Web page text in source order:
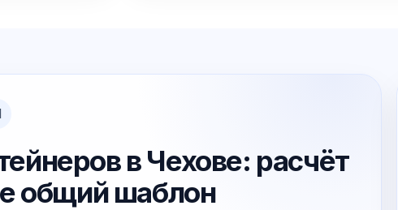
в Чехове: расчёт
общий шаблон